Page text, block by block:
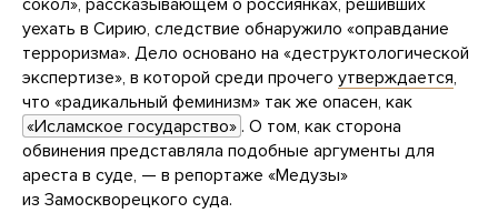
сокол», рассказывающем о россиянках, решивших
уехать в Сирию, следствие обнаружило «оправдание
терроризма». Дело основано на «деструктологической
экспертизе», в которой среди прочего утверждается,
что «радикальный феминизм» так же опасен, как
«Исламское государство» . О том, как сторона
обвинения представляла подобные аргументы для
ареста в суде, — в репортаже «Медузы»
из Замоскворецкого суда.